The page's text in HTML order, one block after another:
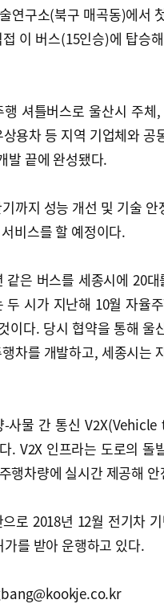
연구소(북구 매곡동)에서
이 버스(15인승)에 탑승
셔틀버스로 울산시 주
용차 등 지역 기업체와
발 끝에 완성됐다.
까지 성능 개선 및 기술
비스를 할 예정이다.
같은 버스를 세종시에 20
두 시가 지난해 10월 자율
이다. 당시 협약을 통해 울
차를 개발하고, 세종시는
-사물 간 통신
. V2X 인프라는 도로의
행차량에 실시간 제공해
로 2018년 12월 전기차
를 받아 운행하고 있다.